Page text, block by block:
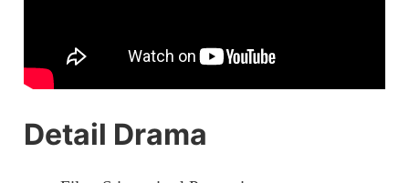
Detail Drama